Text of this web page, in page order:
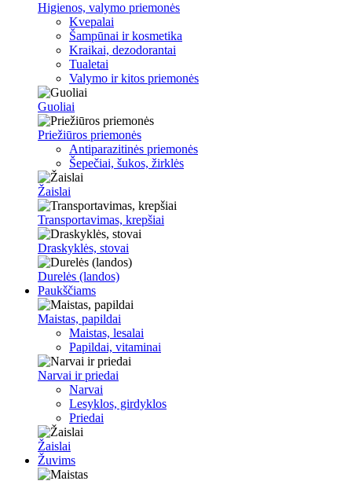
Higienos, valymo priemonės
Kvepalai
Šampūnai ir kosmetika
Kraikai, dezodorantai
Tualetai
Valymo ir kitos priemonės
Guoliai
Priežiūros priemonės
Antiparazitinės priemonės
Šepečiai, šukos, žirklės
Žaislai
Transportavimas, krepšiai
Draskyklės, stovai
Durelės (landos)
Paukščiams
Maistas, papildai
Maistas, lesalai
Papildai, vitaminai
Narvai ir priedai
Narvai
Lesyklos, girdyklos
Priedai
Žaislai
Žuvims